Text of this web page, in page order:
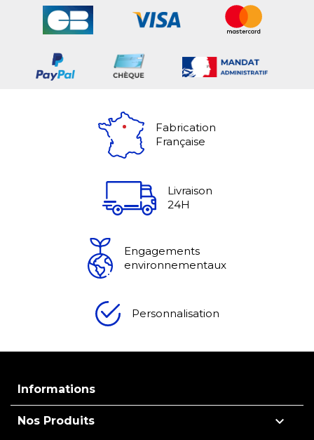
Fabrication
Française
Livraison
24H
Engagements
environnementaux
Personnalisation
Informations
Nos Produits 